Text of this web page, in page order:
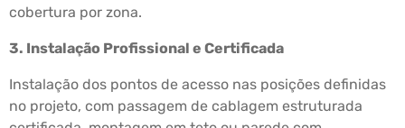
cobertura por zona.
3. Instalação Profissional e Certificada
Instalação dos pontos de acesso nas posições definidas
no projeto, com passagem de cablagem estruturada